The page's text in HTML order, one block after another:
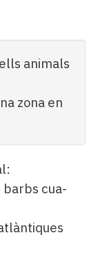
animals
zona en
cua-